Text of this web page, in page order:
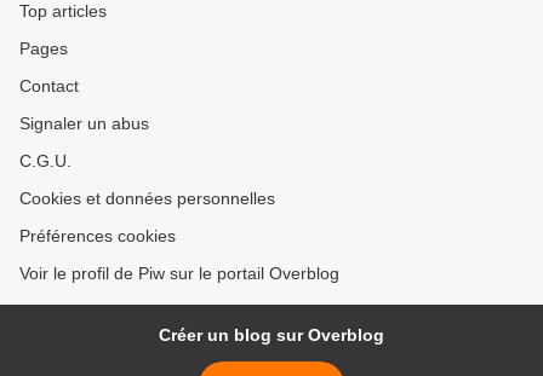
Top articles
Pages
Contact
Signaler un abus
C.G.U.
Cookies et données personnelles
Préférences cookies
Voir le profil de Piw sur le portail Overblog
Créer un blog sur Overblog